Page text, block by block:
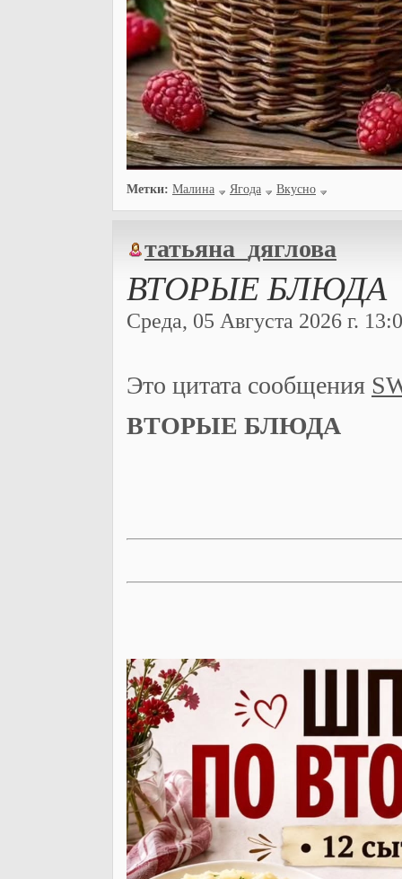
Метки: Малина Ягода Вкусно
татьяна_дяглова
ВТОРЫЕ БЛЮДА
Среда, 05 Августа 2026 г.
Это цитата сообщения
ВТОРЫЕ БЛЮДА